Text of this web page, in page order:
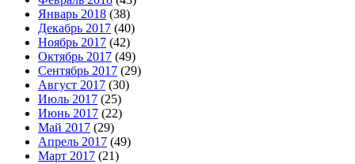
Январь 2018 (38)
Декабрь 2017 (40)
Ноябрь 2017 (42)
Октябрь 2017 (49)
Сентябрь 2017 (29)
Август 2017 (30)
Июль 2017 (25)
Июнь 2017 (22)
Май 2017 (29)
Апрель 2017 (49)
Март 2017 (21)